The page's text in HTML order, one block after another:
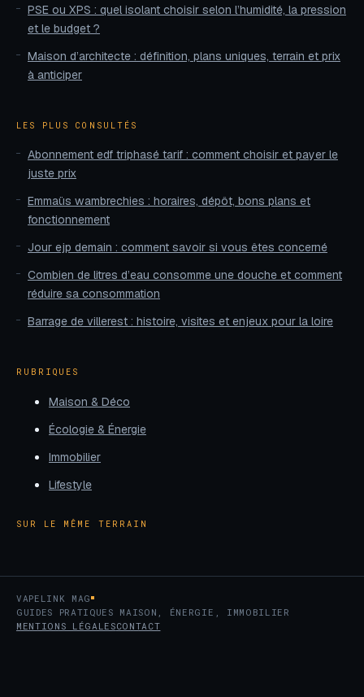
PSE ou XPS : quel isolant choisir selon l’humidité, la pression
et le budget ?
Maison d’architecte : définition, plans uniques, terrain et prix
à anticiper
LES PLUS CONSULTÉS
Abonnement edf triphasé tarif : comment choisir et payer le
juste prix
Emmaüs wambrechies : horaires, dépôt, bons plans et
fonctionnement
Jour ejp demain : comment savoir si vous êtes concerné
Combien de litres d’eau consomme une douche et comment
réduire sa consommation
Barrage de villerest : histoire, visites et enjeux pour la loire
RUBRIQUES
Maison & Déco
Écologie & Énergie
Immobilier
Lifestyle
SUR LE MÊME TERRAIN
VAPELINK MAG
GUIDES PRATIQUES MAISON, ÉNERGIE, IMMOBILIER
MENTIONS LÉGALESCONTACT